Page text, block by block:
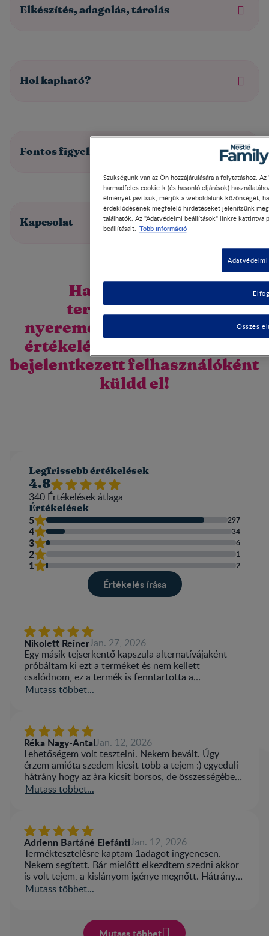
Elkészítés, adagolás, tárolás
Hol kapható?
Fontos figyelmeztetés!
Kapcsolat
Ha részt veszel a
terméktesztelési
nyereményjátékban, akkor
értékelésedet
bejelentkezett felhasználóként
küldd el!
Legfrissebb értékelések
4.8
340 Értékelések átlaga​
Értékelések
5 297
4 34
3 6
2 1
1 2
Értékelés írása​
Nikolett ReinerJan. 27, 2026
Egy másik tejserkentő kapszula alternatívájaként
próbáltam ki ezt a terméket és nem kellett
csalódnom, ez a termék is fenntartotta a
megnövekedett tejmennyiséget. Sajnos nekem így is
magas, de mivel használ, megéri rá áldozni!
Mutass többet...
Réka Nagy-AntalJan. 12, 2026
Lehetőségem volt tesztelni. Nekem bevált. Úgy
érzem amióta szedem kicsit több a tejem :) egyedüli
hátrány hogy az àra kicsit borsos, de összességében
nagyon jó termék :)
Mutass többet...
Adrienn Bartáné ElefántiJan. 12, 2026
Terméktesztelèsre kaptam 1adagot ingyenesen.
Nekem segített. Bár mielőtt elkezdtem szedni akkor
is volt tejem, a kislányom igénye megnőtt. Hátrány
hogy csak 1heti adag és kicsit drága
Mutass többet...
Mutass többet
Szükségünk van az Ön hozzájárulására a folytatáshoz.
harmadfeles cookie-k (és hasonló eljárások)
élményét javítsuk, mérjük a weboldalunk közönségét,
érdeklődésének megfelelő hirdetéseket jelenítsünk
találhatók. Az "Adatvédelmi beállítások" linkre kattintva
beállításait. Több információ
Összes